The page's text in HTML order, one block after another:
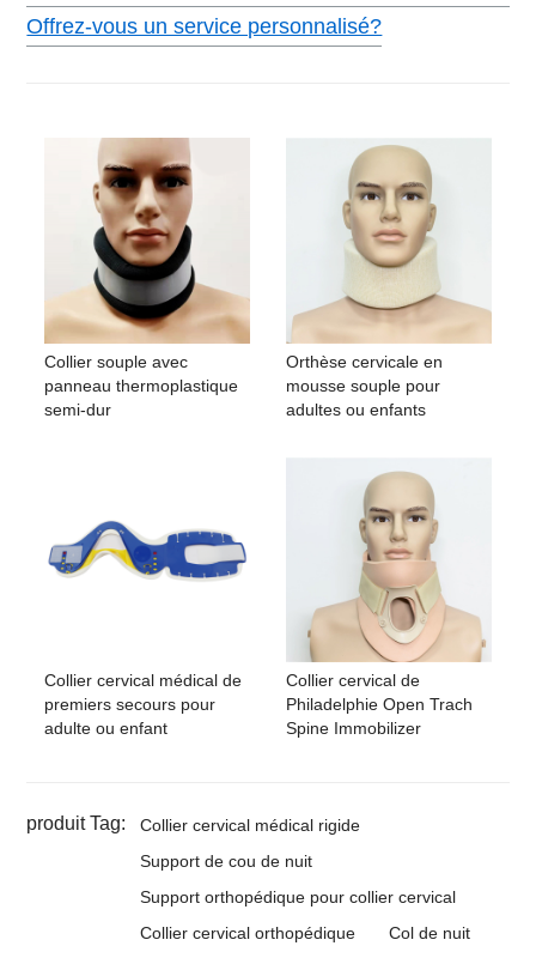
Offrez-vous un service personnalisé?
Collier souple avec
panneau thermoplastique
semi-dur
Orthèse cervicale en
mousse souple pour
adultes ou enfants
Collier cervical médical de
premiers secours pour
adulte ou enfant
Collier cervical de
Philadelphie Open Trach
Spine Immobilizer
produit Tag:
Collier cervical médical rigide
Support de cou de nuit
Support orthopédique pour collier cervical
Collier cervical orthopédique
Col de nuit